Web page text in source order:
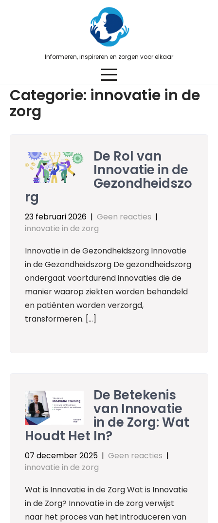
Informeren, inspireren en zorgen voor elkaar
Categorie: innovatie in de
zorg
De Rol van
Innovatie in de
Gezondheidszo
rg
23 februari 2026 | Geen reacties |
innovatie in de zorg
Innovatie in de Gezondheidszorg Innovatie
in de Gezondheidszorg De gezondheidszorg
ondergaat voortdurend innovaties die de
manier waarop ziekten worden behandeld
en patiënten worden verzorgd,
transformeren. […]
De Betekenis
van Innovatie
in de Zorg: Wat
Houdt Het In?
07 december 2025 | Geen reacties |
innovatie in de zorg
Wat is Innovatie in de Zorg Wat is Innovatie
in de Zorg? Innovatie in de zorg verwijst
naar het proces van het introduceren van